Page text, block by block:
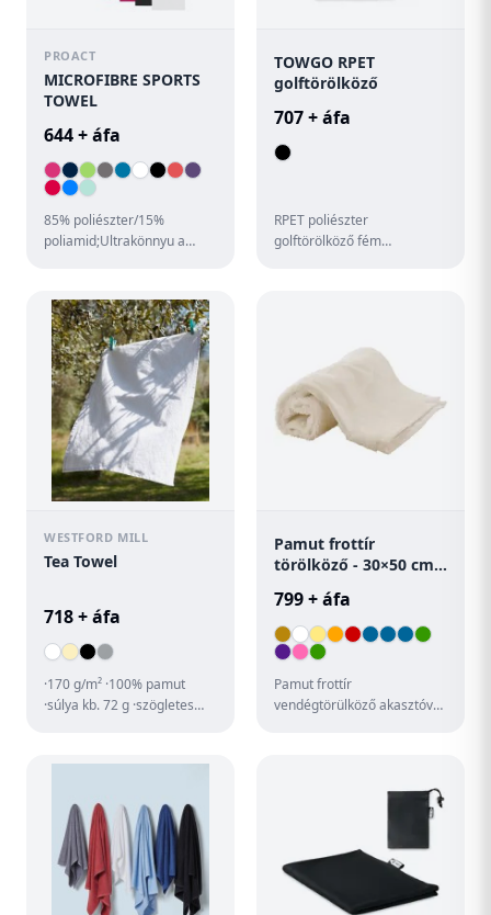
PROACT
MICROFIBRE SPORTS
TOWEL
644 + áfa
85% poliészter/15%
poliamid;Ultrakönnyu a
eldolgozás és rávar...
TOWGO RPET
golftörölköző
707 + áfa
RPET poliészter
golftörölköző fém
WESTFORD MILL
Tea Towel
718 + áfa
·170 g/m² ·100% pamut
·súlya kb. 72 g ·szögletes
Pamut frottír
törölköző - 30×50 cm
799 + áfa
Pamut frottír
vendégtörülköző akasztóval